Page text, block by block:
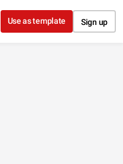
Use as template Sign up